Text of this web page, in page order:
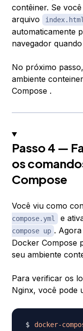
contêiner. Se
arquivo
index.html
automaticamente
navegador
No próximo
ambiente
Compose .
Passo 4 —
os
Compose
Você viu como
compose.yml
e
compose up .
Docker Compose
seu ambiente
Para verificar os
Nginx, você pode
docker-